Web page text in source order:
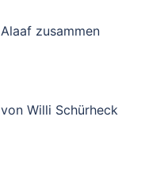
Alaaf zusammen
von Willi Schürheck